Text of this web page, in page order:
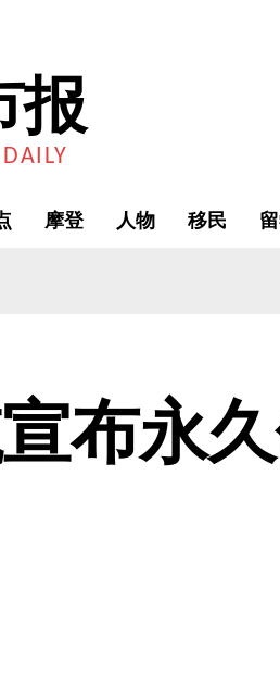
报
摩登 人物 移民
布永